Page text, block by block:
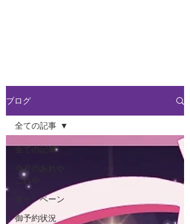
ブログ
全ての記事
今月のあれや
これや
キャンペーン
御予約状況
全ての記事